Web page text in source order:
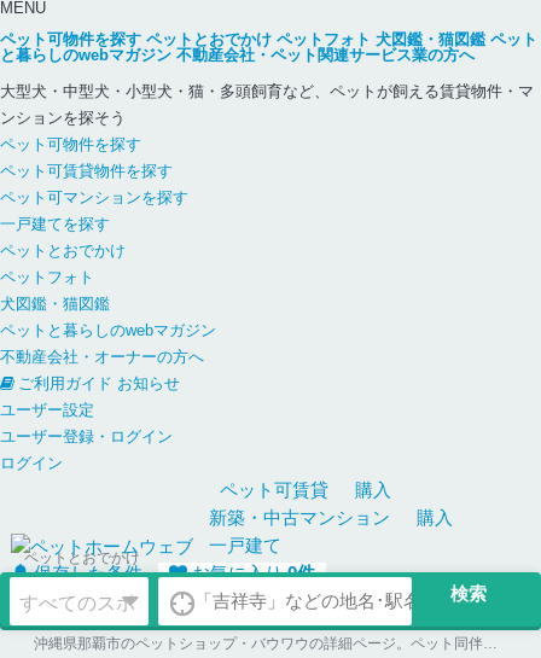
MENU
ペット可物件を探す ペットとおでかけ ペットフォト 犬図鑑・猫図鑑 ペット
と暮らしのwebマガジン 不動産会社・ペット関連サービス業の方へ
大型犬・中型犬・小型犬・猫・多頭飼育など、ペットが飼える賃貸物件・マ
ンションを探そう
ペット可物件を探す
ペット可賃貸物件を探す
ペット可マンションを探す
一戸建てを探す
ペットとおでかけ
ペットフォト
犬図鑑・猫図鑑
ペットと暮らしのwebマガジン
不動産会社・オーナーの方へ
ご利用ガイド お知らせ
ユーザー設定
ユーザー登録・ログイン
ログイン
ペット可賃貸
購入
新築・中古マンション
購入
一戸建て
保存した条件
お気に入り0件
ペットとおでかけ
沖縄県那覇市のペットショップ・バウワウの詳細ページ。ペット同伴可のお店探しならペットホームウェブ。ペット可賃貸のお部屋探し、ペット可マンション購入のご検討時にもご利用ください。